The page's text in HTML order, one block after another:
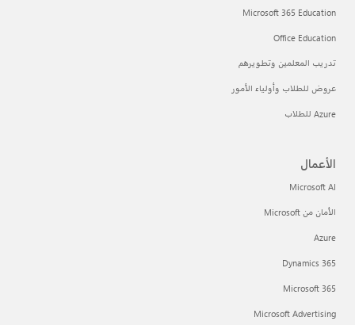
Microsoft 365 Education
Office Education
تدريب المعلمين وتطويرهم
عروض للطلاب وأولياء الأمور
Azure للطلاب
الأعمال
Microsoft AI
الأمان من Microsoft
Azure
Dynamics 365
Microsoft 365
Microsoft Advertising